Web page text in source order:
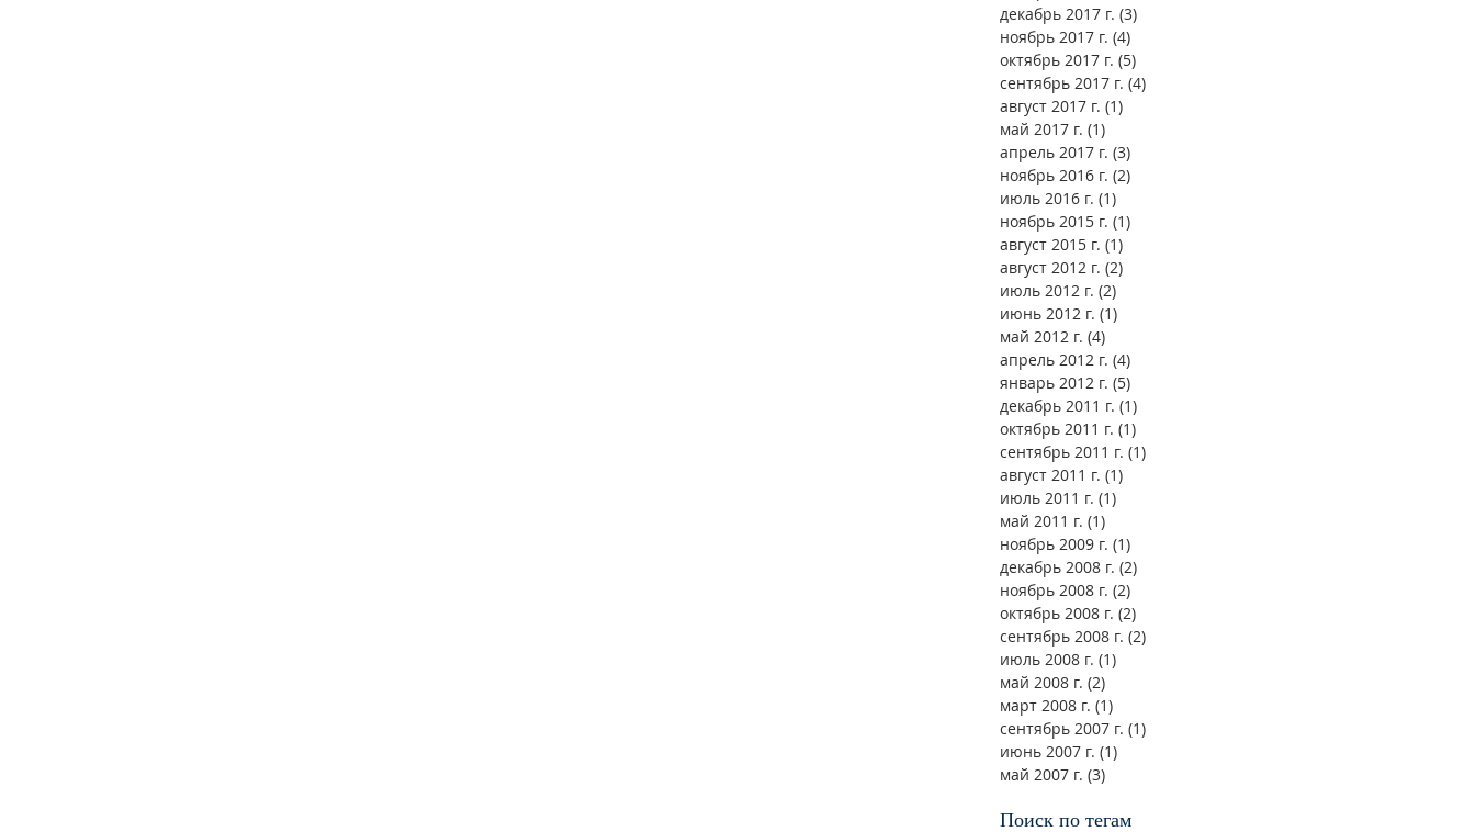
декабрь 2017 г. (3)
ноябрь 2017 г. (4)
октябрь 2017 г. (5)
сентябрь 2017 г. (4)
август 2017 г. (1)
май 2017 г. (1)
апрель 2017 г. (3)
ноябрь 2016 г. (2)
июль 2016 г. (1)
ноябрь 2015 г. (1)
август 2015 г. (1)
август 2012 г. (2)
июль 2012 г. (2)
июнь 2012 г. (1)
май 2012 г. (4)
апрель 2012 г. (4)
январь 2012 г. (5)
декабрь 2011 г. (1)
октябрь 2011 г. (1)
сентябрь 2011 г. (1)
август 2011 г. (1)
июль 2011 г. (1)
май 2011 г. (1)
ноябрь 2009 г. (1)
декабрь 2008 г. (2)
ноябрь 2008 г. (2)
октябрь 2008 г. (2)
сентябрь 2008 г. (2)
июль 2008 г. (1)
май 2008 г. (2)
март 2008 г. (1)
сентябрь 2007 г. (1)
июнь 2007 г. (1)
май 2007 г. (3)
Поиск по тегам